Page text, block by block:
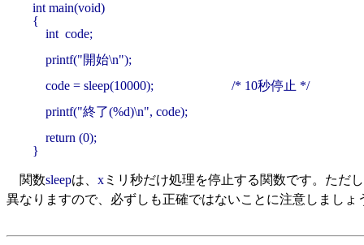
int main(void)
{
    int  code;
    printf("開始\n");
    code = sleep(10000);                        /* 10秒停止 */
    printf("終了(%d)\n", code);
    return (0);
}
関数sleepは、 x ミリ秒だけ処理を停止する関数です。ただ
異なりますので、必ずしも正確ではないことに注意しましょ